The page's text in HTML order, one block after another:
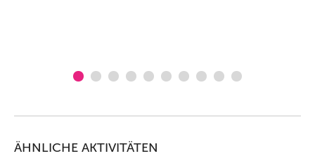
ÄHNLICHE AKTIVITÄTEN